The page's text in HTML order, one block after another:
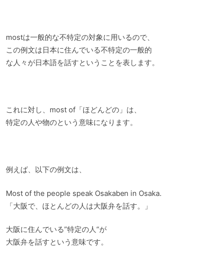
mostは一般的な不特定の対象に用いるので、
この例文は日本に住んでいる不特定の一般的
な人々が日本語を話すということを表します。
これに対し、most of「ほどんどの」は、
特定の人や物のという意味になります。
例えば、以下の例文は、
Most of the people speak Osakaben in Osaka.
「大阪で、ほとんどの人は大阪弁を話す。」
大阪に住んでいる”特定の人“が
大阪弁を話すという意味です。